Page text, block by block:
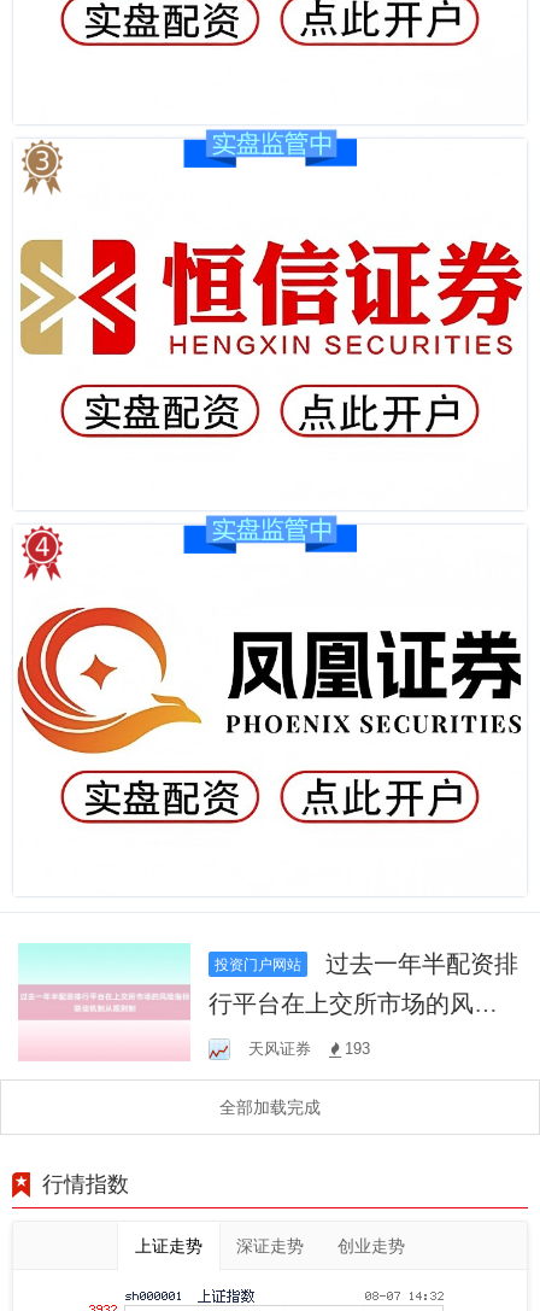
投资门户网站
过去一年半配资排
行平台在上交所市场的风险
指标联动机制从规则制
天风证券 193
全部加载完成
行情指数
上证走势 深证走势 创业走势